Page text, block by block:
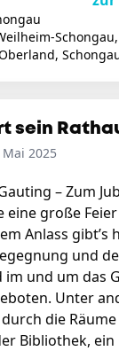
sein
2025
– Zum
eine große
Anlass gibt’s
und
im und um das
Unter
die
Bibliothek,